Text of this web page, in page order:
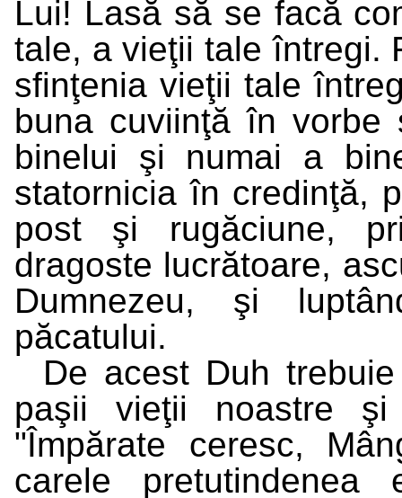
Lui! Lasă să se facă
tale, a vieţii tale întregi.
sfinţenia vieţii tale
buna cuviinţă în vorbe
binelui şi numai a
statornicia în credinţă,
post şi rugăciune,
dragoste lucrătoare,
Dumnezeu, şi
păcatului.
De acest Duh
paşii vieţii noastre
"Împărate ceresc,
carele